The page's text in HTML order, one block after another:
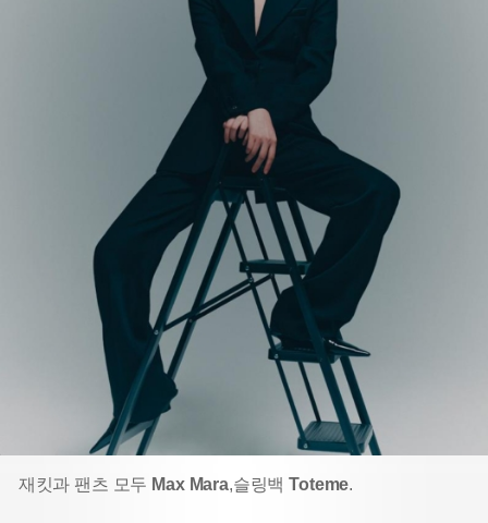
재킷과 팬츠 모두 Max Mara,슬링백Toteme.